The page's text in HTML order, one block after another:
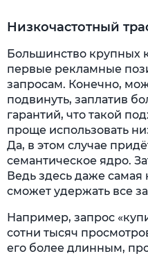
Низкочастотный
Большинство крупных
первые рекламные
запросам. Конечно,
подвинуть, заплатив
гарантий, что такой
проще использовать
Да, в этом случае
семантическое ядро.
Ведь здесь даже
сможет удержать все
Например, запрос
сотни тысяч
его более длинным,